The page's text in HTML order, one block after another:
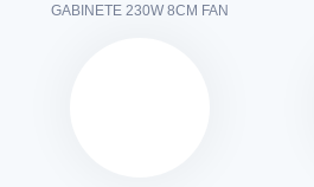
GABINETE 230W 8CM FAN